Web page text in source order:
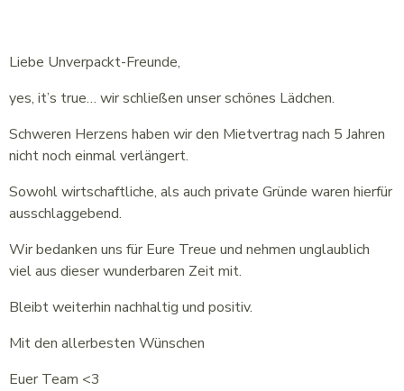
Liebe Unverpackt-Freunde,
yes, it’s true… wir schließen unser schönes Lädchen.
Schweren Herzens haben wir den Mietvertrag nach 5 Jahren
nicht noch einmal verlängert.
Sowohl wirtschaftliche, als auch private Gründe waren hierfür
ausschlaggebend.
Wir bedanken uns für Eure Treue und nehmen unglaublich
viel aus dieser wunderbaren Zeit mit.
Bleibt weiterhin nachhaltig und positiv.
Mit den allerbesten Wünschen
Euer Team <3